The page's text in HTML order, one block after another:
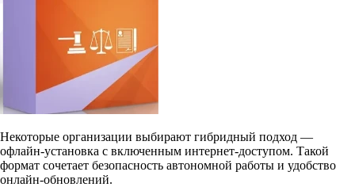
Некоторые организации выбирают гибридный подход —
офлайн-установка с включенным интернет-доступом. Такой
формат сочетает безопасность автономной работы и удобство
онлайн-обновлений.